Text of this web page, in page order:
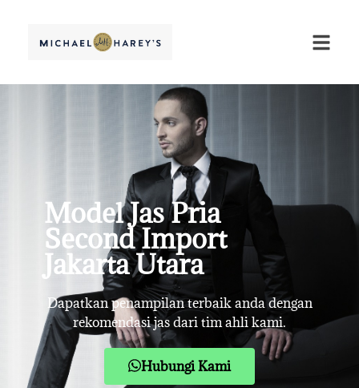
Model Jas Pria
Second Import
Jakarta Utara
Dapatkan penampilan terbaik anda dengan
rekomendasi jas dari tim ahli kami.
Hubungi Kami